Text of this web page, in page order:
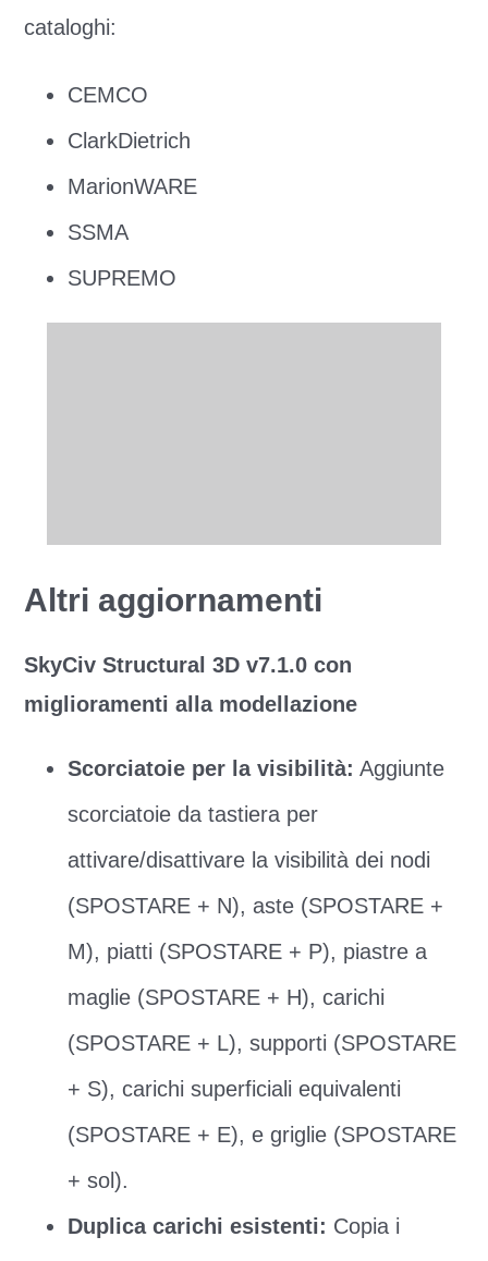
cataloghi:
CEMCO
ClarkDietrich
MarionWARE
SSMA
SUPREMO
Altri aggiornamenti
SkyCiv Structural 3D v7.1.0 con
miglioramenti alla modellazione
Scorciatoie per la visibilità: Aggiunte
scorciatoie da tastiera per
attivare/disattivare la visibilità dei nodi
(SPOSTARE + N), aste (SPOSTARE +
M), piatti (SPOSTARE + P), piastre a
maglie (SPOSTARE + H), carichi
(SPOSTARE + L), supporti (SPOSTARE
+ S), carichi superficiali equivalenti
(SPOSTARE + E), e griglie (SPOSTARE
+ sol).
Duplica carichi esistenti: Copia i